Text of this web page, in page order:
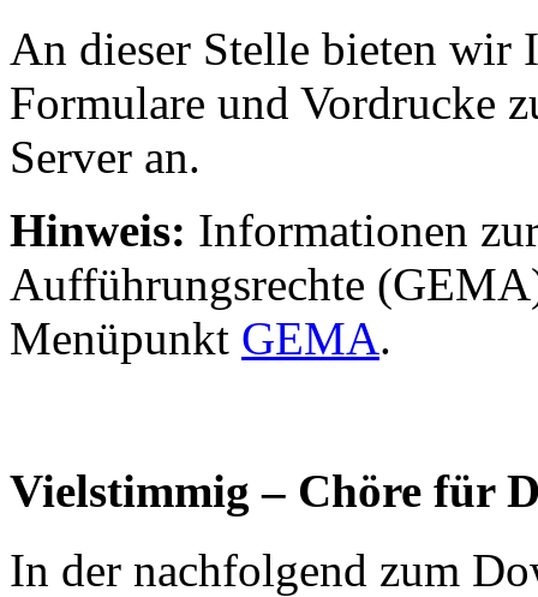
An dieser Stelle bieten wir
Formulare und Vordrucke
Server an.
Hinweis: Informationen
Aufführungsrechte
Menüpunkt GEMA.
Vielstimmig – Chöre für
In der nachfolgend zum